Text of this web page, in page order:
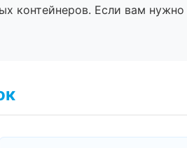
контейнеров. Если вам нужно